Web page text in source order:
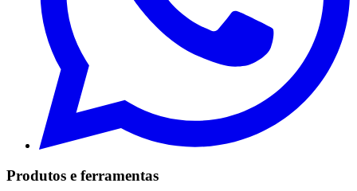
Produtos e ferramentas